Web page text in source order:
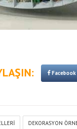
Facebook
DEKORASYON